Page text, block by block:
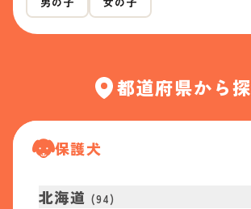
都道府県から
保護犬
北海道 (94)